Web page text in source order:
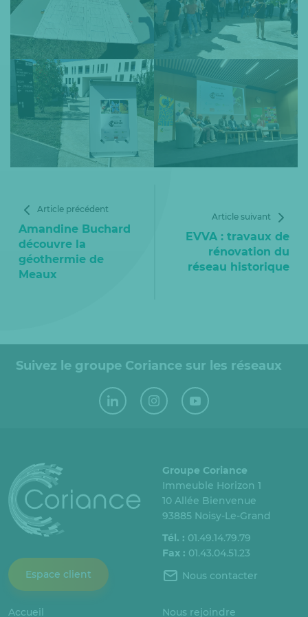
Article précédent
Amandine Buchard
découvre la
géothermie de
Meaux
Article suivant
EVVA : travaux de
rénovation du
réseau historique
Suivez le groupe Coriance sur les réseaux
Espace client
Groupe Coriance
Immeuble Horizon 1
10 Allée Bienvenue
93885 Noisy-Le-Grand
Tél. : 01.49.14.79.79
Fax : 01.43.04.51.23
Nous contacter
Accueil Nous rejoindre